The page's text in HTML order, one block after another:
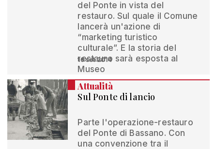
del Ponte in vista del
restauro. Sul quale il Comune
lancerà un'azione di
“marketing turistico
culturale”. E la storia del
restauro sarà esposta al
Museo
16 set 2014
Attualità
Sul Ponte di lancio
Parte l'operazione-restauro
del Ponte di Bassano. Con
una convenzione tra il